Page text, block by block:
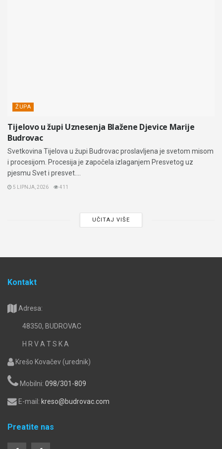
ŽUPA
Tijelovo u župi Uznesenja Blažene Djevice Marije
Budrovac
Svetkovina Tijelova u župi Budrovac proslavljena je svetom misom
i procesijom. Procesija je započela izlaganjem Presvetog uz
pjesmu Svet i presvet....
5 LIPNJA, 2026 411
UČITAJ VIŠE
Kontakt
Adresa:
48350, BUDROVAC
H R V A T S K A
Krešo Kovačev (urednik)
Mobilni: 098/301-809
E-mail: kreso@budrovac.com
Preatite nas